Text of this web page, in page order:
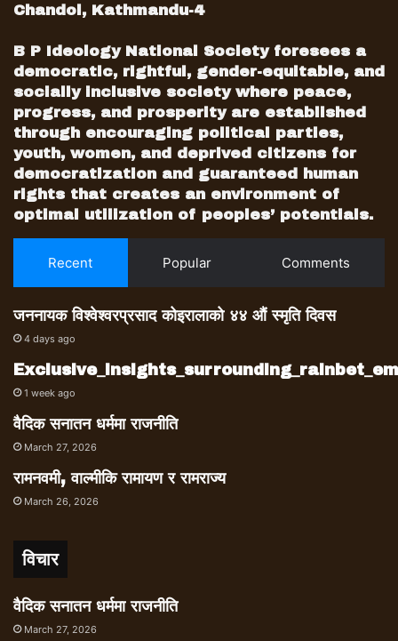
Chandol, Kathmandu-4
B P Ideology National Society foresees a
democratic, rightful, gender-equitable, and
socially inclusive society where peace,
progress, and prosperity are established
through encouraging political parties,
youth, women, and deprived citizens for
democratization and guaranteed human
rights that creates an environment of
optimal utilization of peoples’ potentials.
Recent Popular Comments
जननायक विश्वेश्वरप्रसाद कोइरालाको ४४ औं स्मृति दिवस
4 days ago
1 week ago
वैदिक सनातन धर्ममा राजनीति
March 27, 2026
रामनवमी, वाल्मीकि रामायण र रामराज्य
March 26, 2026
विचार
वैदिक सनातन धर्ममा राजनीति
March 27, 2026